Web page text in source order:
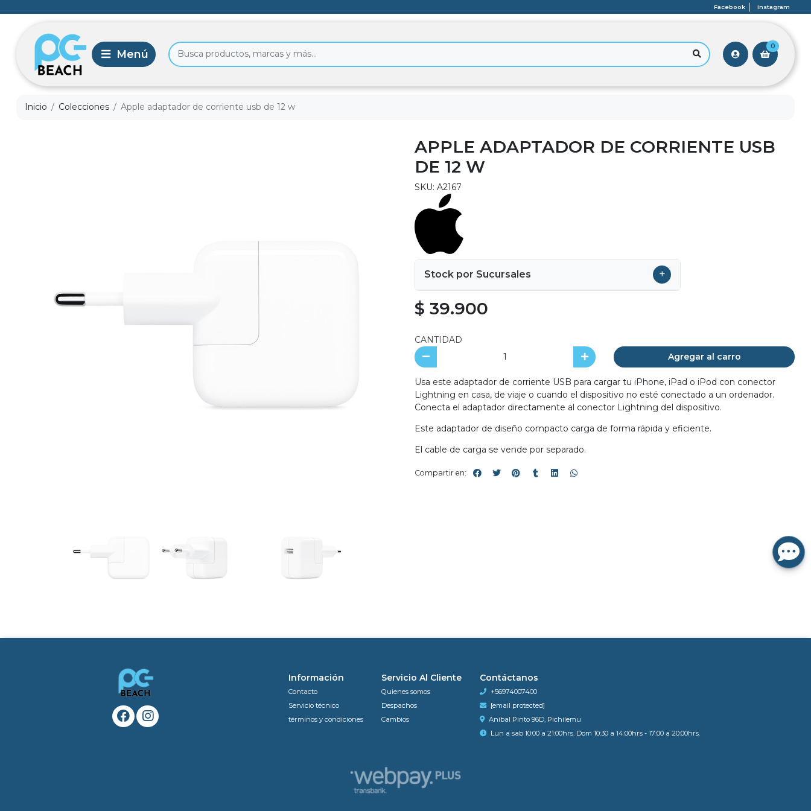
Facebook Instagram
0
Inicio Colecciones Apple adaptador de corriente usb de 12 w
APPLE ADAPTADOR DE CORRIENTE USB
DE 12 W
SKU: A2167
Stock por Sucursales +
$ 39.900
CANTIDAD
Agregar al carro
Usa este adaptador de corriente USB para cargar tu iPhone, iPad o iPod con conector
Lightning en casa, de viaje o cuando el dispositivo no esté conectado a un ordenador.
Conecta el adaptador directamente al conector Lightning del dispositivo.
Este adaptador de diseño compacto carga de forma rápida y eficiente.
El cable de carga se vende por separado.
Compartir en:
Información
Contacto
Servicio técnico
términos y condiciones
Servicio Al Cliente
Quienes somos
Despachos
Cambios
Contáctanos
+56974007400
[email protected]
Aníbal Pinto 96D, Pichilemu
Lun a sab 10:00 a 21:00hrs. Dom 10:30 a 14:00hrs - 17:00 a 20:00hrs.